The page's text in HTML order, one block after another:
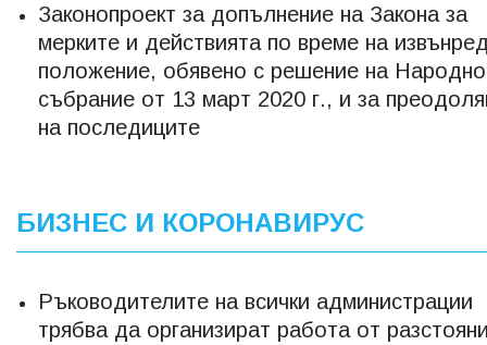
Законопроект за допълнение на Закона за
мерките и действията по време на
положение, обявено с решение на
събрание от 13 март 2020 г., и за
на последиците
БИЗНЕС И КОРОНАВИРУС
Ръководителите на всички администрации
трябва да организират работа от